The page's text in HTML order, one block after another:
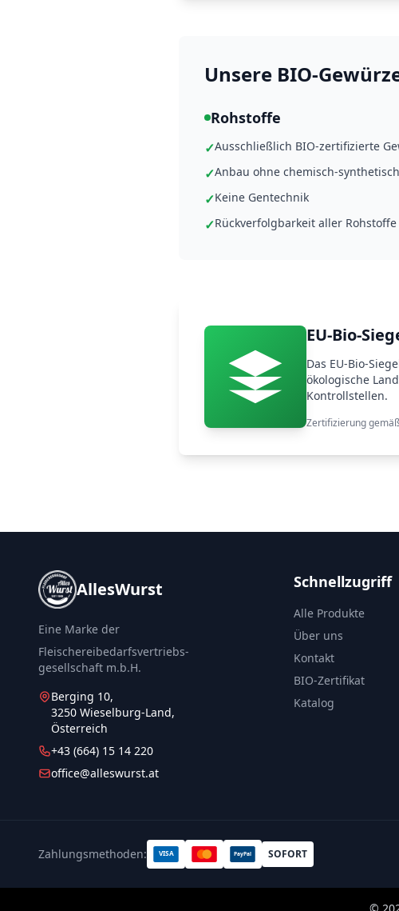
Unsere BIO-
Rohstoffe
✓Ausschließlich BIO-zertifizierte
✓Anbau ohne chemisch-
✓Keine Gentechnik
✓Rückverfolgbarkeit aller Rohstoffe
EU-Bio-
Das EU-Bio-
ökologische
Kontrollstellen.
Zertifizierung
AllesWurst
Eine Marke der
Fleischereibedarfsvertriebs-
gesellschaft m.b.H.
Berging 10,
3250 Wieselburg-Land,
Österreich
+43 (664) 15 14 220
office@alleswurst.at
Schnellzugriff
Alle Produkte
Über uns
Kontakt
BIO-Zertifikat
Katalog
Zahlungsmethoden: VISA PayPal SOFORT